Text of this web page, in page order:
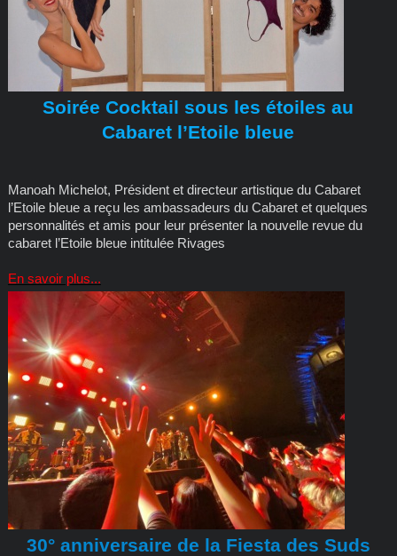
Soirée Cocktail sous les étoiles au
Cabaret l’Etoile bleue
Manoah Michelot, Président et directeur artistique du Cabaret
l’Etoile bleue a reçu les ambassadeurs du Cabaret et quelques
personnalités et amis pour leur présenter la nouvelle revue du
cabaret l’Etoile bleue intitulée Rivages
En savoir plus...
30° anniversaire de la Fiesta des Suds